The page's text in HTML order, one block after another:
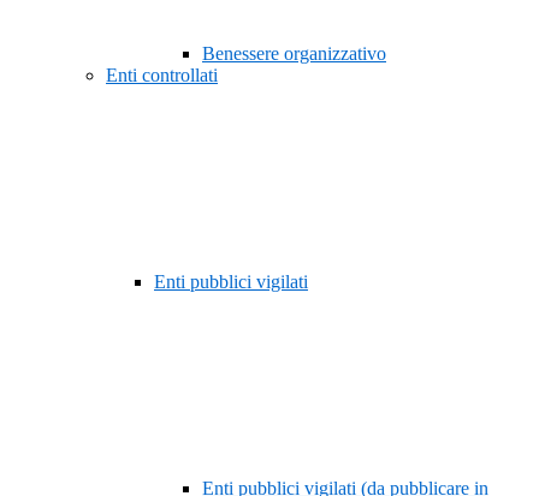
Benessere organizzativo
Enti controllati
Enti pubblici vigilati
Enti pubblici vigilati (da pubblicare in